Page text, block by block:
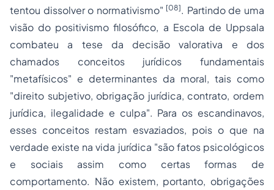
tentou dissolver o normativismo" [08]. Partindo de uma
visão do positivismo filosófico, a Escola de Uppsala
combateu a tese da decisão valorativa e dos
chamados conceitos jurídicos fundamentais
"metafísicos" e determinantes da moral, tais como
"direito subjetivo, obrigação jurídica, contrato, ordem
jurídica, ilegalidade e culpa". Para os escandinavos,
esses conceitos restam esvaziados, pois o que na
verdade existe na vida jurídica "são fatos psicológicos
e sociais assim como certas formas de
comportamento. Não existem, portanto, obrigações